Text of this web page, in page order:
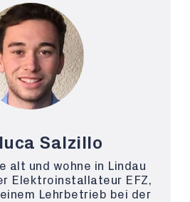
Salzillo
alt und wohne in Lindau
Elektroinstallateur EFZ,
Lehrbetrieb bei der